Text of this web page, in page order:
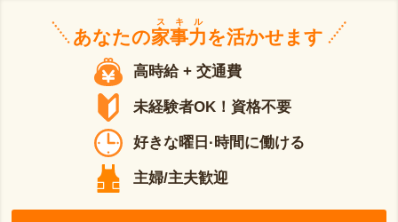
あなたの家事力
スキル
を活かせます
高時給 + 交通費
未経験者OK！資格不要
好きな曜日·時間に働ける
主婦/主夫歓迎